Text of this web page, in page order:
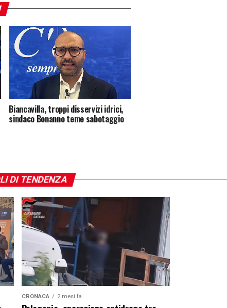
Biancavilla, troppi disservizi idrici,
sindaco Bonanno teme sabotaggio
DI TENDENZA
CRONACA 2 mesi fa